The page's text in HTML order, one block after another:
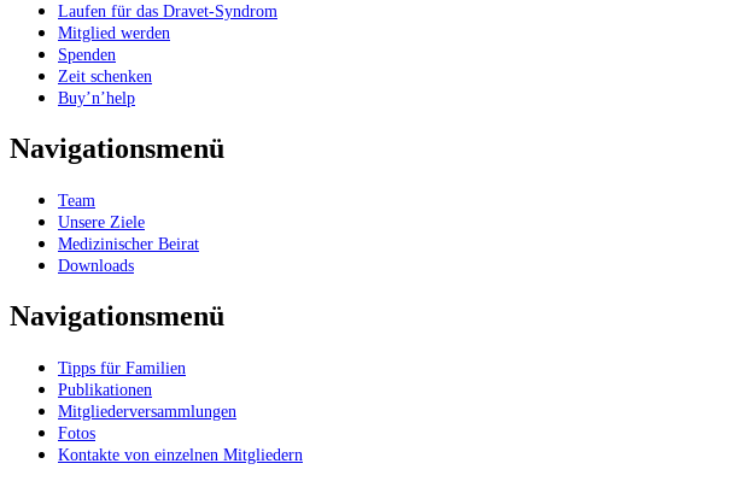
Laufen für das Dravet-Syndrom
Mitglied werden
Spenden
Zeit schenken
Buy’n’help
Navigationsmenü
Team
Unsere Ziele
Medizinischer Beirat
Downloads
Navigationsmenü
Tipps für Familien
Publikationen
Mitgliederversammlungen
Fotos
Kontakte von einzelnen Mitgliedern